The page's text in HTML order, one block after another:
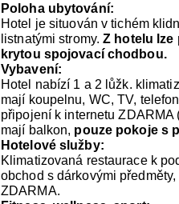
Poloha ubytování:
Hotel je situován v tichém
listnatými stromy.Z hotelu lze
krytou spojovací chodbou.
Vybavení:
Hotel nabízí 1 a 2 lůžk.
mají koupelnu, WC, TV,
připojení k internetu
mají balkon, pouze pokoje s
Hotelové služby:
Klimatizovaná restaurace k
obchod s dárkovými
ZDARMA.